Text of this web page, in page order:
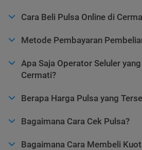
Cara Beli Pulsa Online di
Metode Pembayaran
Apa Saja Operator Seluler
Cermati?
Berapa Harga Pulsa yang
Bagaimana Cara Cek Pulsa?
Bagaimana Cara Membeli